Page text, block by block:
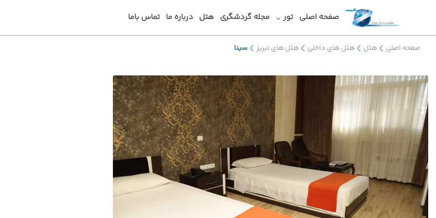
صفحه اصلی تور مجله گردشگری هتل درباره ما تماس باما
صفحه اصلی هتل هتل های داخلی هتل های تبریز سینا